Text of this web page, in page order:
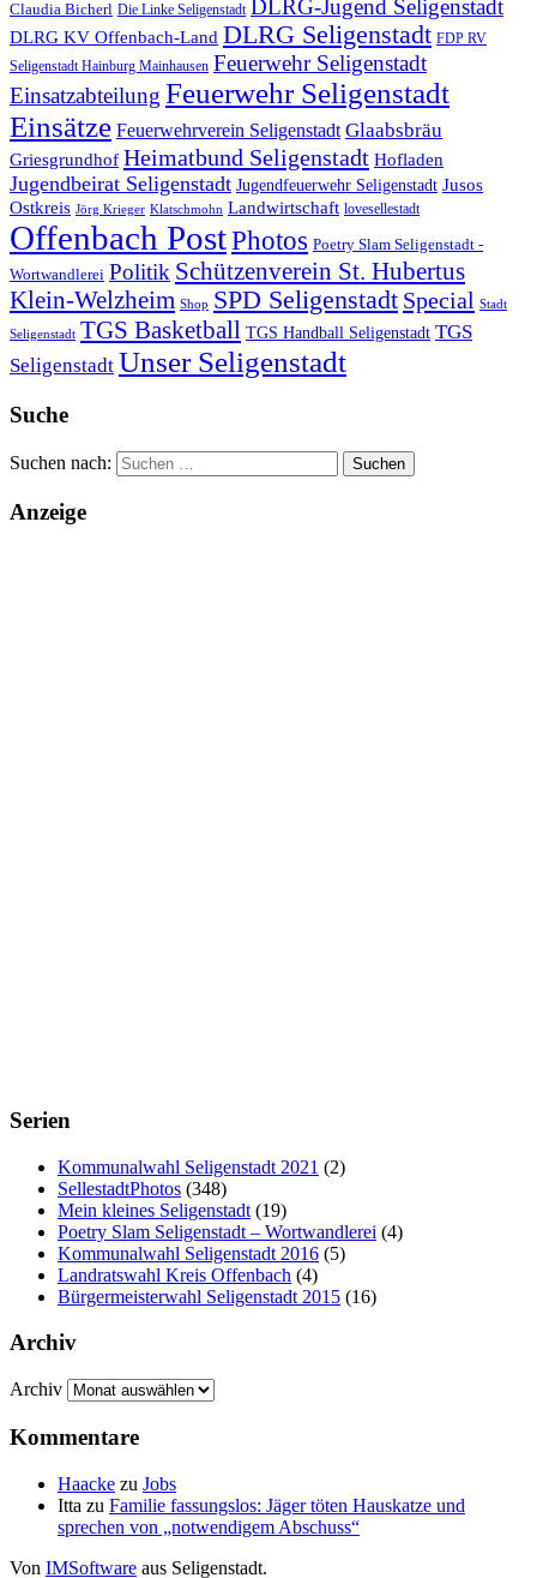
Claudia Bicherl Die Linke Seligenstadt DLRG-Jugend Seligenstadt
DLRG KV Offenbach-Land DLRG Seligenstadt FDP RV
Seligenstadt Hainburg Mainhausen Feuerwehr Seligenstadt
Einsatzabteilung Feuerwehr Seligenstadt
Einsätze Feuerwehrverein Seligenstadt Glaabsbräu
Griesgrundhof Heimatbund Seligenstadt Hofladen
Jugendbeirat Seligenstadt Jugendfeuerwehr Seligenstadt Jusos
Ostkreis Jörg Krieger Klatschmohn Landwirtschaft lovesellestadt
Offenbach PostPhotos Poetry Slam Seligenstadt -
Wortwandlerei Politik Schützenverein St. Hubertus
Klein-Welzheim Shop SPD Seligenstadt Special Stadt
Seligenstadt TGS Basketball TGS Handball Seligenstadt TGS
Seligenstadt Unser Seligenstadt
Suche
Suchen nach:
Anzeige
Serien
Kommunalwahl Seligenstadt 2021 (2)
SellestadtPhotos (348)
Mein kleines Seligenstadt (19)
Poetry Slam Seligenstadt – Wortwandlerei (4)
Kommunalwahl Seligenstadt 2016 (5)
Landratswahl Kreis Offenbach (4)
Bürgermeisterwahl Seligenstadt 2015 (16)
Archiv
Archiv
Kommentare
Haacke zu Jobs
Itta zu Familie fassungslos: Jäger töten Hauskatze und
sprechen von „notwendigem Abschuss“
Von IMSoftware aus Seligenstadt.